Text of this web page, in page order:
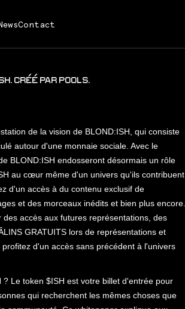
NewsContact
CRÉÉ PAR P00LS.
de la vision de BLOND:ISH, qui consiste
autour d'une monnaie sociale. Avec le
BLOND:ISH endosseront désormais un rôle
au cœur même d'un univers qu'ils contribuent
d'un accès à du contenu exclusif de
et des morceaux inédits et bien plus encore.
accès aux futures représentations, des
GRATUITS lors de représentations et
d'un accès sans précédent à l'univers
Le token $ISH est votre billet d'entrée pour
qui recherchent les mêmes choses que